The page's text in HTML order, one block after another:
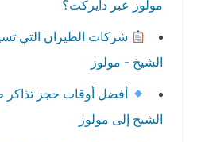
مولوز عبر دايركت؟
شركات الطيران التي تسير
الشيخ - مولوز
أفضل أوقات حجز تذاكر
الشيخ إلى مولوز